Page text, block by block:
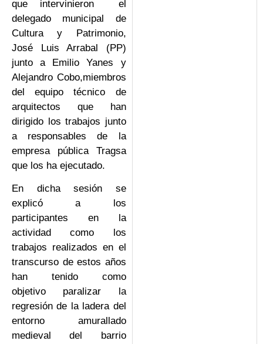
que intervinieron el
delegado municipal de
Cultura y Patrimonio,
José Luis Arrabal (PP)
junto a Emilio Yanes y
Alejandro Cobo,miembros
del equipo técnico de
arquitectos que han
dirigido los trabajos junto
a responsables de la
empresa pública Tragsa
que los ha ejecutado.
En dicha sesión se
explicó a los
participantes en la
actividad como los
trabajos realizados en el
transcurso de estos años
han tenido como
objetivo paralizar la
regresión de la ladera del
entorno amurallado
medieval del barrio